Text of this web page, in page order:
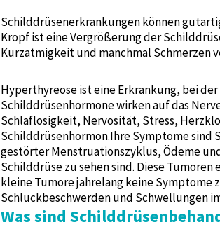
Schilddrüsenerkrankungen können
Kropf ist eine Vergrößerung der
Kurzatmigkeit und manchmal Schmerzen
Hyperthyreose ist eine Erkrankung, bei
Schilddrüsenhormone wirken auf das
Schlaflosigkeit, Nervosität, Stress,
Schilddrüsenhormon.Ihre Symptome
gestörter Menstruationszyklus, Ödeme
Schilddrüse zu sehen sind. Diese
kleine Tumore jahrelang keine Symptome
Schluckbeschwerden und Schwellungen
Was sind